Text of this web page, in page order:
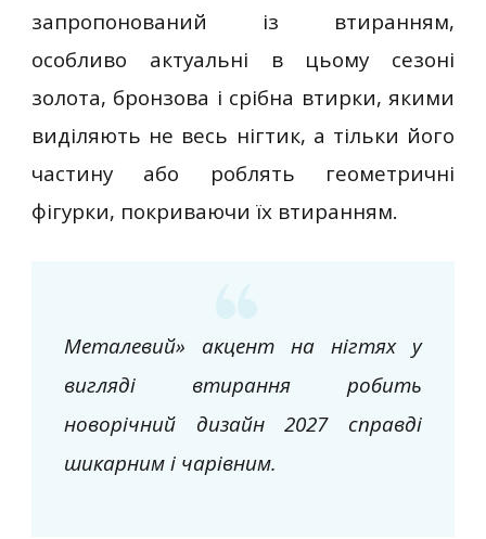
запропонований із втиранням,
особливо актуальні в цьому сезоні
золота, бронзова і срібна втирки, якими
виділяють не весь нігтик, а тільки його
частину або роблять геометричні
фігурки, покриваючи їх втиранням.
Металевий» акцент на нігтях у
вигляді втирання робить
новорічний дизайн 2027 справді
шикарним і чарівним.